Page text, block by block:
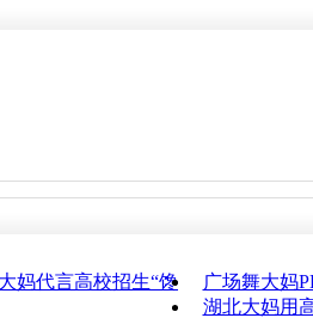
妈代言高校招生“馋
广场舞大妈
湖北大妈用